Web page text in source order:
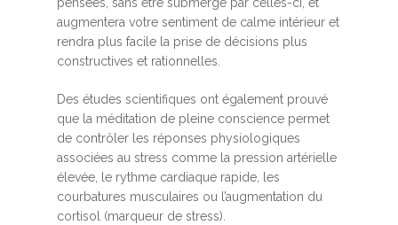
augmentera votre sentiment de calme intérieur et
rendra plus facile la prise de décisions plus
constructives et rationnelles.
Des études scientifiques ont également prouvé
que la méditation de pleine conscience permet
de contrôler les réponses physiologiques
associées au stress comme la pression artérielle
élevée, le rythme cardiaque rapide, les
courbatures musculaires ou l’augmentation du
cortisol (marqueur de stress).